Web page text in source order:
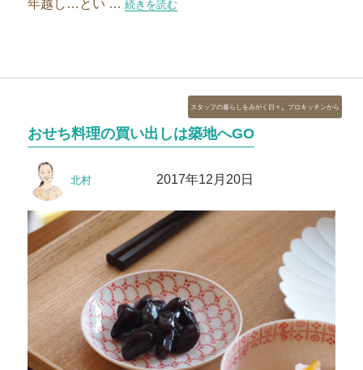
年越し…とい …“松屋漆器店のお重でおせち料理デビュー”の
続きを読む
おせち料理の買い出しは築地へGO
稿
北村 2017年12月20日
カ
テ
ゴ
スタッフの暮らしをみがく日々 , プロキッチンから